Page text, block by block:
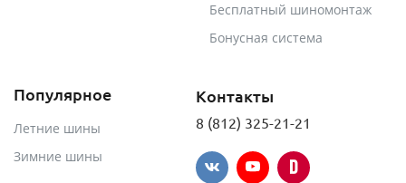
Бесплатный шиномонтаж
Бонусная система
Популярное
Летние шины
Зимние шины
Контакты
8 (812) 325-21-21